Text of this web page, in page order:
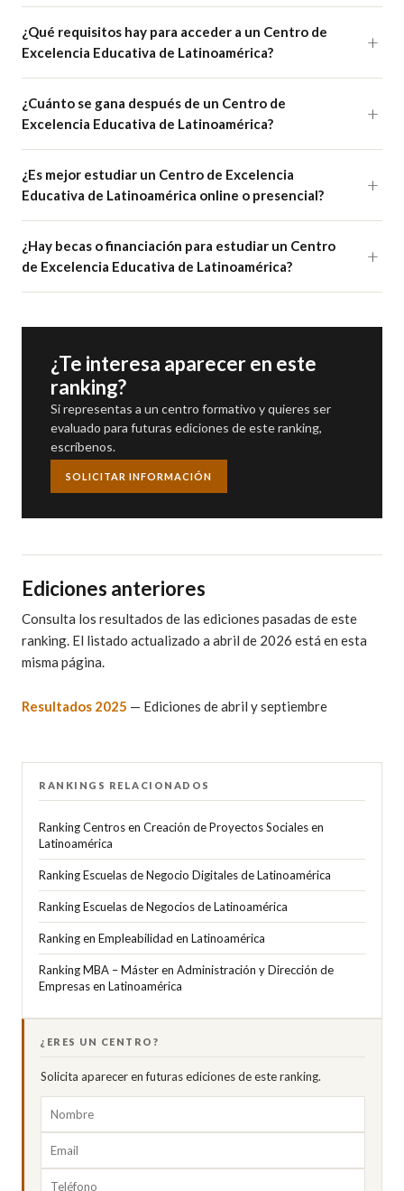
¿Qué requisitos hay para acceder a un Centro de
Excelencia Educativa de Latinoamérica?
¿Cuánto se gana después de un Centro de
Excelencia Educativa de Latinoamérica?
¿Es mejor estudiar un Centro de Excelencia
Educativa de Latinoamérica online o presencial?
¿Hay becas o financiación para estudiar un Centro
de Excelencia Educativa de Latinoamérica?
¿Te interesa aparecer en este
ranking?
Si representas a un centro formativo y quieres ser
evaluado para futuras ediciones de este ranking,
escríbenos.
SOLICITAR INFORMACIÓN
Ediciones anteriores
Consulta los resultados de las ediciones pasadas de este
ranking. El listado actualizado a abril de 2026 está en esta
misma página.
Resultados 2025 — Ediciones de abril y septiembre
RANKINGS RELACIONADOS
Ranking Centros en Creación de Proyectos Sociales en
Latinoamérica
Ranking Escuelas de Negocio Digitales de Latinoamérica
Ranking Escuelas de Negocios de Latinoamérica
Ranking en Empleabilidad en Latinoamérica
Ranking MBA – Máster en Administración y Dirección de
Empresas en Latinoamérica
¿ERES UN CENTRO?
Solicita aparecer en futuras ediciones de este ranking.